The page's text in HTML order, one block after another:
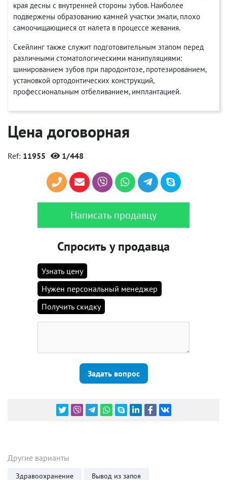
края десны с внутренней стороны зубов. Наиболее
подвержены образованию камней участки эмали, плохо
самоочищающиеся от налета в процессе жевания.
Скейлинг также служит подготовительным этапом перед
различными стоматологическими манипуляциями:
шинированием зубов при пародонтозе, протезированием,
установкой ортодонтических конструкций,
профессиональным отбеливанием, имплантацией.
Цена договорная
Ref: 11955 1/448
Написать продавцу
Спросить у продавца
Узнать цену
Нужен персональный менеджер
Получить скидку
Задать вопрос
Другие варианты
Здравоохранение Вывод из запоя